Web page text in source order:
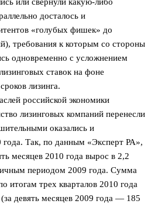
или свернули какую-либо
досталось и
«голубых фишек» до
требования к которым со стороны
одновременно с усложнением
ставок на фоне
лизинга.
российской экономики
лизинговых компаний перенесли
оказались и
Так, по данным «Эксперт РА»,
месяцев 2010 года вырос в 2,2
периодом 2009 года. Сумма
итогам трех кварталов 2010 года
девять месяцев 2009 года — 185